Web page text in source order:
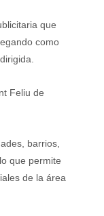
que
como
barrios,
que permite
de la área